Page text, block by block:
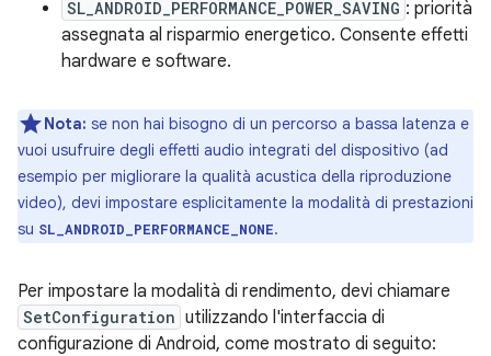
SL_ANDROID_PERFORMANCE_POWER_SAVING : priorità
assegnata al risparmio energetico. Consente effetti
hardware e software.
Nota: se non hai bisogno di un percorso a bassa latenza e
vuoi usufruire degli effetti audio integrati del dispositivo (ad
esempio per migliorare la qualità acustica della riproduzione
video), devi impostare esplicitamente la modalità di prestazioni
su SL_ANDROID_PERFORMANCE_NONE.
Per impostare la modalità di rendimento, devi chiamare
SetConfiguration utilizzando l'interfaccia di
configurazione di Android, come mostrato di seguito: